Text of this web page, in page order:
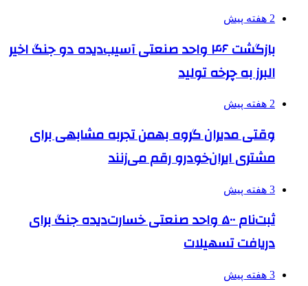
2 هفته پیش
بازگشت ۴۶ واحد صنعتی آسیب‌دیده دو جنگ اخیر
البرز به چرخه تولید
2 هفته پیش
وقتی مدیران گروه بهمن تجربه مشابهی برای
مشتری ایران‌خودرو رقم می‌زنند
3 هفته پیش
ثبت‌نام ۵۰۰ واحد صنعتی خسارت‌دیده جنگ برای
دریافت تسهیلات
3 هفته پیش